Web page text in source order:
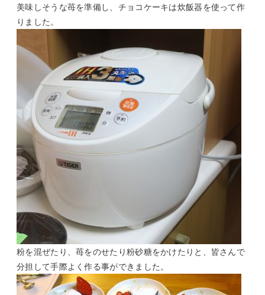
美味しそうな苺を準備し、チョコケーキは炊飯器を使って作
りました。
粉を混ぜたり、苺をのせたり粉砂糖をかけたりと、皆さんで
分担して手際よく作る事ができました。